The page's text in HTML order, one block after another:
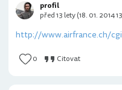
http://www.airfrance.ch/
0 Citovat
profil
před 13 lety (18. 01. 2014